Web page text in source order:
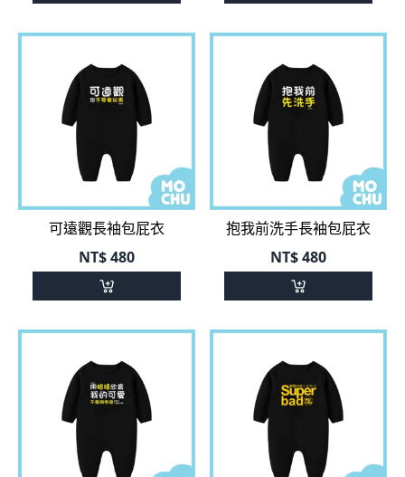
可遠觀長袖包屁衣
NT$480
抱我前洗手長袖包屁衣
NT$480